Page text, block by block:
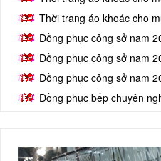
Thời trang áo khoác cho
Đồng phục công sở nam
Đồng phục công sở nam
Đồng phục công sở nam
Đồng phục bếp chuyên